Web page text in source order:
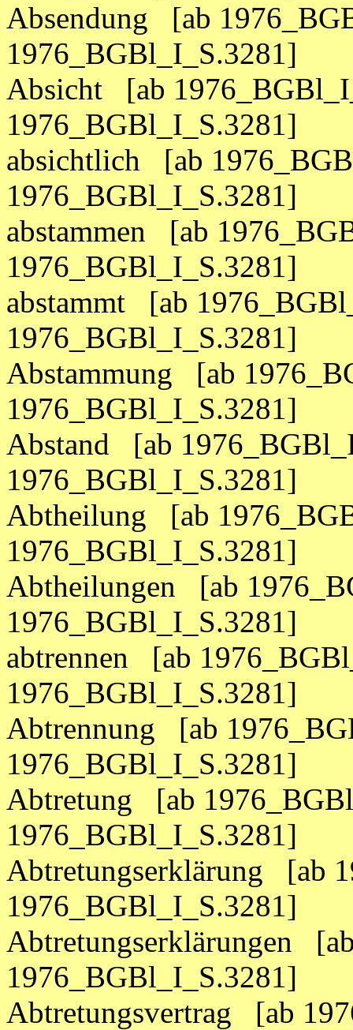
Absendung [ab
1976_BGBl_I_S.3281]
Absicht [ab
1976_BGBl_I_S.3281]
absichtlich [ab
1976_BGBl_I_S.3281]
abstammen [ab
1976_BGBl_I_S.3281]
abstammt [ab
1976_BGBl_I_S.3281]
Abstammung [ab
1976_BGBl_I_S.3281]
Abstand [ab
1976_BGBl_I_S.3281]
Abtheilung [ab
1976_BGBl_I_S.3281]
Abtheilungen [ab
1976_BGBl_I_S.3281]
abtrennen [ab
1976_BGBl_I_S.3281]
Abtrennung [ab
1976_BGBl_I_S.3281]
Abtretung [ab
1976_BGBl_I_S.3281]
Abtretungserklärung [ab
1976_BGBl_I_S.3281]
Abtretungserklärungen
1976_BGBl_I_S.3281]
Abtretungsvertrag [ab